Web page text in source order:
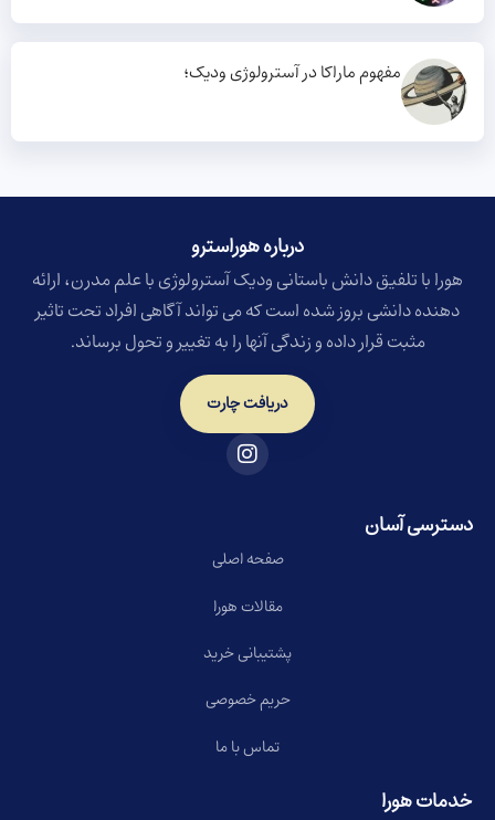
مفهوم ماراکا در آسترولوژی ودیک؛
درباره هوراسترو​
هورا با تلفیق دانش باستانی ودیک آسترولوژی با علم مدرن، ارائه
دهنده دانشی بروز شده است که می تواند آگاهی افراد تحت تاثیر
مثبت قرار داده و زندگی آنها را به تغییر و تحول برساند.
دریافت چارت
دسترسی آسان
صفحه اصلی
مقالات هورا
پشتیبانی خرید
حریم خصوصی
تماس با ما
خدمات هورا